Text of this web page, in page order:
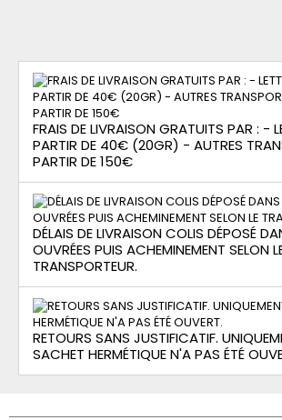
FRAIS DE LIVRAISON GRATUITS PAR : -
PARTIR DE 40€ (20GR) - AUTRES
PARTIR DE 150€
DÉLAIS DE LIVRAISON COLIS DÉPOSÉ
OUVRÉES PUIS ACHEMINEMENT SELON
TRANSPORTEUR.
RETOURS SANS JUSTIFICATIF.
SACHET HERMÉTIQUE N'A PAS ÉTÉ